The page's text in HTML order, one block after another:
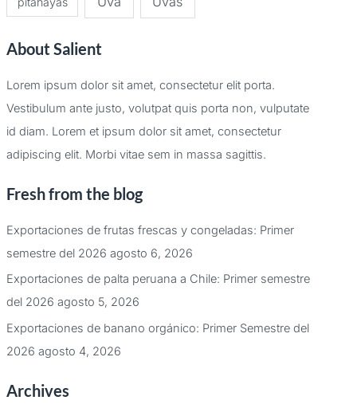
About Salient
Lorem ipsum dolor sit amet, consectetur elit porta.
Vestibulum ante justo, volutpat quis porta non, vulputate
id diam. Lorem et ipsum dolor sit amet, consectetur
adipiscing elit. Morbi vitae sem in massa sagittis.
Fresh from the blog
Exportaciones de frutas frescas y congeladas: Primer
semestre del 2026 agosto 6, 2026
Exportaciones de palta peruana a Chile: Primer semestre
del 2026 agosto 5, 2026
Exportaciones de banano orgánico: Primer Semestre del
2026 agosto 4, 2026
Archives